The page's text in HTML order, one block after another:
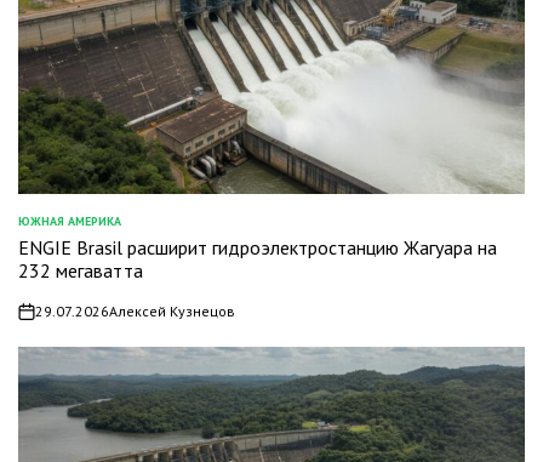
ОПУБЛИКОВАНО
В
ЮЖНАЯ АМЕРИКА
ENGIE Brasil расширит гидроэлектростанцию Жагуара на
232 мегаватта
on29.07.2026Алексей Кузнецов